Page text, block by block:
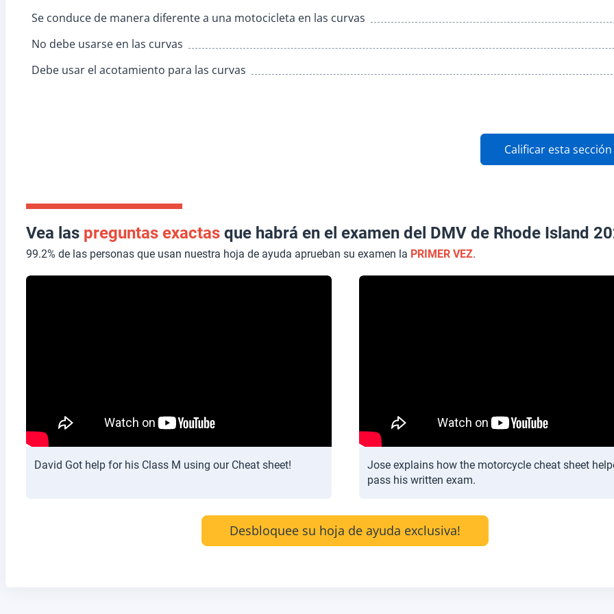
Se conduce de manera diferente a una motocicleta en las curvas
No debe usarse en las curvas
Debe usar el acotamiento para las curvas
Calificar esta sección
Vea las preguntas exactas que habrá en el examen del DMV de Rhode Island
99.2% de las personas que usan nuestra hoja de ayuda aprueban su examen la PRIMER VEZ.
David Got help for his Class M using our Cheat sheet!
Jose explains how the motorcycle cheat sheet
pass his written exam.
Desbloquee su hoja de ayuda exclusiva!